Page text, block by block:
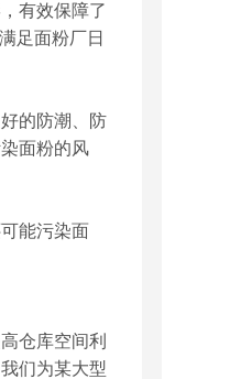
有效保障了
足面粉厂日
的防潮、防
面粉的风
能污染面
仓库空间利
们为某大型